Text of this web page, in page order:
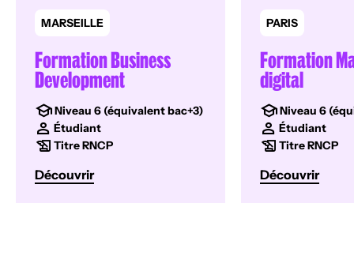
MARSEILLE
Formation Business
Development
Niveau 6 (équivalent bac+3)
Étudiant
Titre RNCP
Découvrir
PARIS
Formation
digital
Niveau 6
Étudiant
Titre RNCP
Découvrir